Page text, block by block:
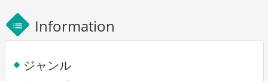
list Information
ジャンル